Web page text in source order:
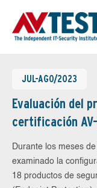
JUL-AGO/2023
Evaluación del
certificación AV-
Durante los meses
examinado la
18 productos de